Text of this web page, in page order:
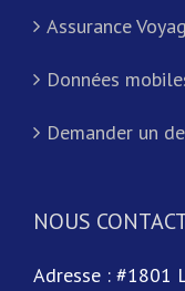
Assurance
Données
Demander un
NOUS
Adresse : #1801